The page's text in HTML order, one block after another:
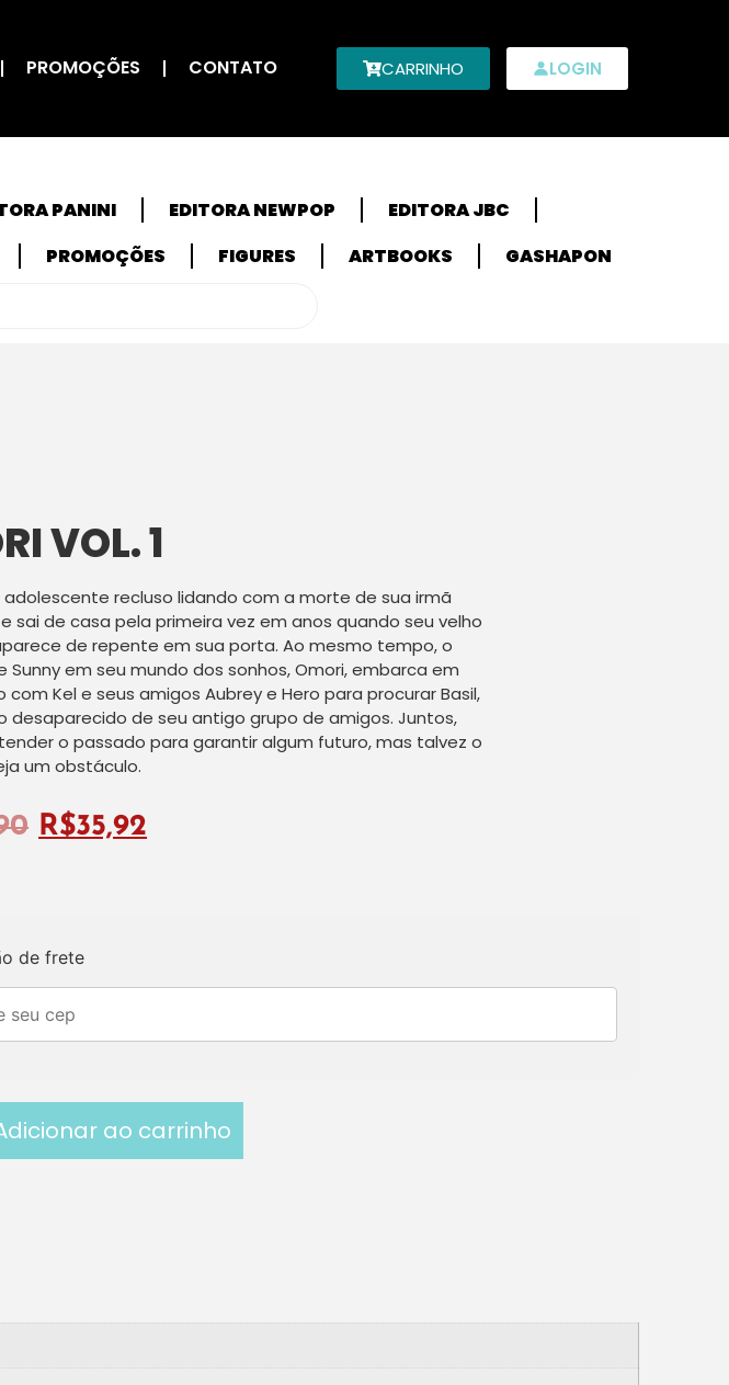
PROMOÇÕES CONTATO CARRINHO LOGIN
PANINI EDITORA NEWPOP
EDITORA JBC
PROMOÇÕES FIGURES ARTBOOKS GASHAPON
VOL. 1
adolescente recluso lidando com a morte de sua irmã
sai de casa pela primeira vez em anos quando seu velho
de repente em sua porta. Ao mesmo tempo, o
Sunny em seu mundo dos sonhos, Omori, embarca em
com Kel e seus amigos Aubrey e Hero para procurar Basil,
desaparecido de seu antigo grupo de amigos. Juntos,
o passado para garantir algum futuro, mas talvez o
um obstáculo.
R$35,92
de frete
ao carrinho